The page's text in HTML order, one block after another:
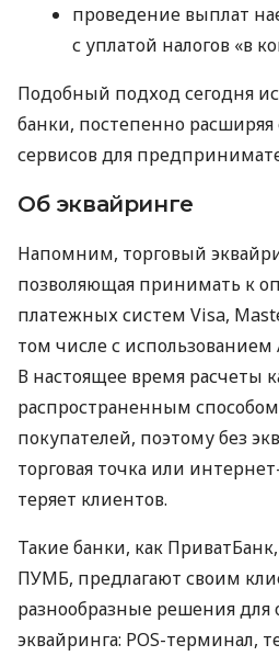
проведение выплат
с уплатой налогов «в
Подобный подход сегодня
банки, постепенно
сервисов для
Об эквайринге
Напомним, торговый
позволяющая принимать к
платежных систем Visa,
том числе с использованием
В настоящее время расчеты
распространенным
покупателей, поэтому без
торговая точка или
теряет клиентов.
Такие банки, как ПриватБанк,
ПУМБ, предлагают своим
разнообразные решения для
эквайринга: POS-терминал,